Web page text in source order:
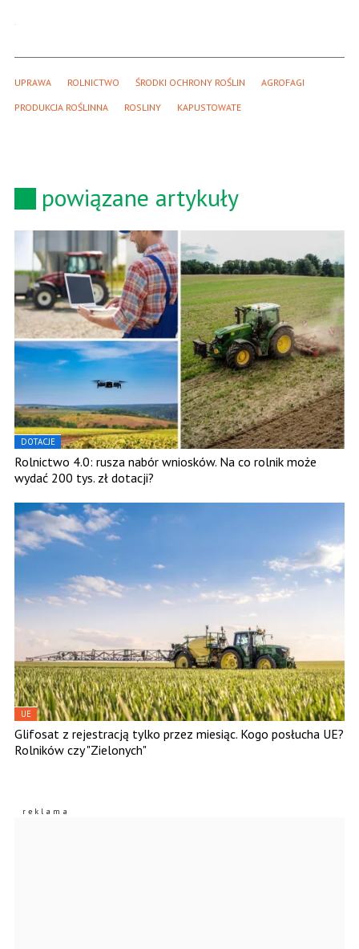
UPRAWA ROLNICTWO ŚRODKI OCHRONY ROŚLIN AGROFAGI
PRODUKCJA ROŚLINNA ROSLINY KAPUSTOWATE
powiązane artykuły
DOTACJE
Rolnictwo 4.0: rusza nabór wniosków. Na co rolnik może
wydać 200 tys. zł dotacji?
UE
Glifosat z rejestracją tylko przez miesiąc. Kogo posłucha UE?
Rolników czy "Zielonych"